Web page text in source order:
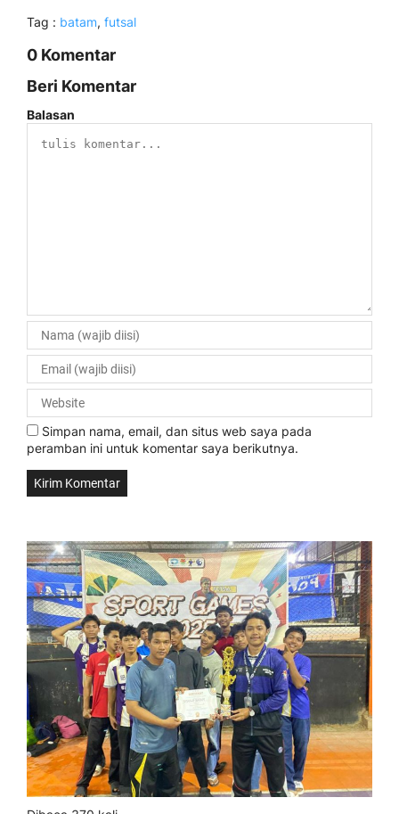
Tag : batam, futsal
0 Komentar
Beri Komentar
Balasan
Simpan nama, email, dan situs web saya pada
peramban ini untuk komentar saya berikutnya.